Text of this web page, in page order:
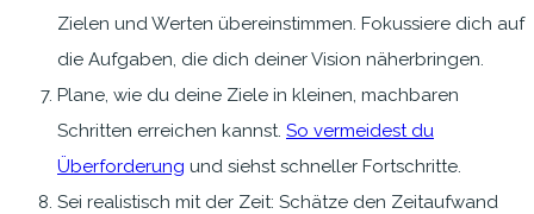
Zielen und Werten übereinstimmen. Fokussiere dich auf
die Aufgaben, die dich deiner Vision näherbringen.
Plane, wie du deine Ziele in kleinen, machbaren
Schritten erreichen kannst. So vermeidest du
Überforderung und siehst schneller Fortschritte.
Sei realistisch mit der Zeit: Schätze den Zeitaufwand